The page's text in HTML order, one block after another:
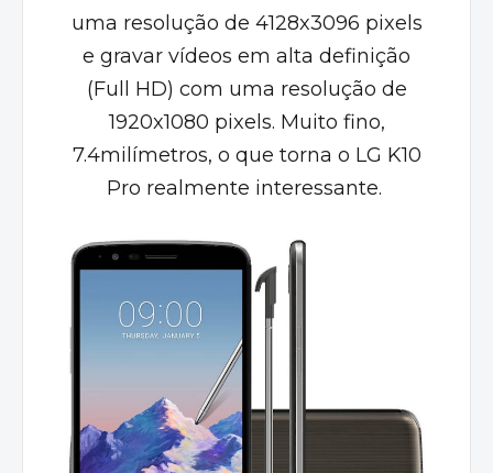
uma resolução de 4128x3096 pixels
e gravar vídeos em alta definição
(Full HD) com uma resolução de
1920x1080 pixels. Muito fino,
7.4milímetros, o que torna o LG K10
Pro realmente interessante.